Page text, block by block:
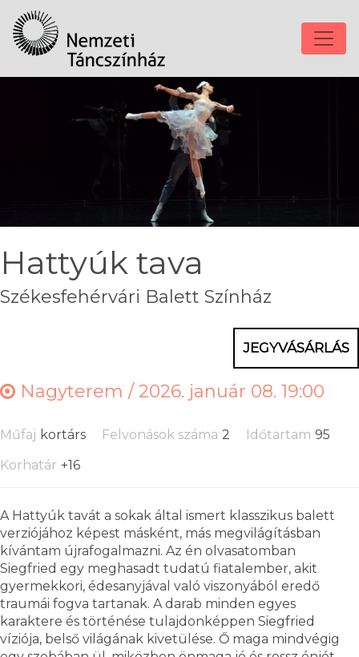
Hattyúk tava
Székesfehérvári Balett Színház
JEGYVÁSÁRLÁS
Nagyterem /2026. január 08. 19:00
Műfaj kortárs Felvonások száma 2 Időtartam 95
Korhatár +16
A Hattyúk tavát a sokak által ismert klasszikus balett
verziójához képest másként, más megvilágításban
kívántam újrafogalmazni. Az én olvasatomban
Siegfried egy meghasadt tudatú fiatalember, akit
gyermekkori, édesanyjával való viszonyából eredő
traumái fogva tartanak. A darab minden egyes
karaktere és történése tulajdonképpen Siegfried
víziója, belső világának kivetülése. Ő maga mindvégig